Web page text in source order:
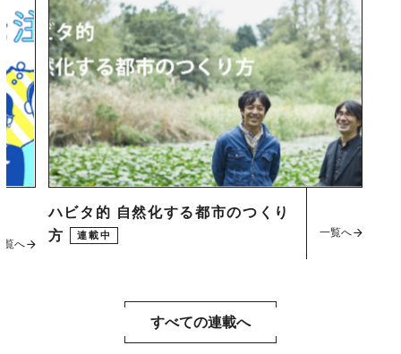
ハビタ的 自然化する都市のつくり
方
連載中
一覧へ
覧へ
すべての連載へ